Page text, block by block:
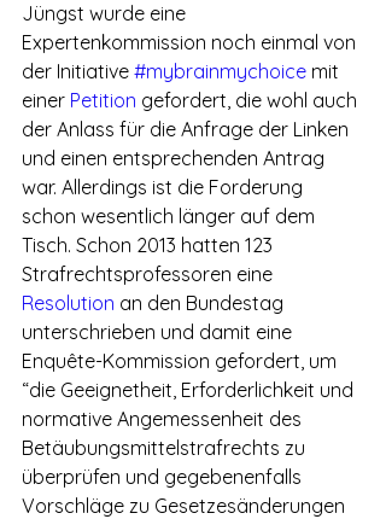
Jüngst wurde eine
Expertenkommission noch einmal von
der Initiative #mybrainmychoice mit
einer Petition gefordert, die wohl auch
der Anlass für die Anfrage der Linken
und einen entsprechenden Antrag
war. Allerdings ist die Forderung
schon wesentlich länger auf dem
Tisch. Schon 2013 hatten 123
Strafrechtsprofessoren eine
Resolution an den Bundestag
unterschrieben und damit eine
Enquête-Kommission gefordert, um
“die Geeignetheit, Erforderlichkeit und
normative Angemessenheit des
Betäubungsmittelstrafrechts zu
überprüfen und gegebenenfalls
Vorschläge zu Gesetzesänderungen